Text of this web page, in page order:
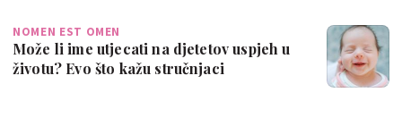
NOMEN EST OMEN
Može li ime utjecati na djetetov uspjeh u
životu? Evo što kažu stručnjaci